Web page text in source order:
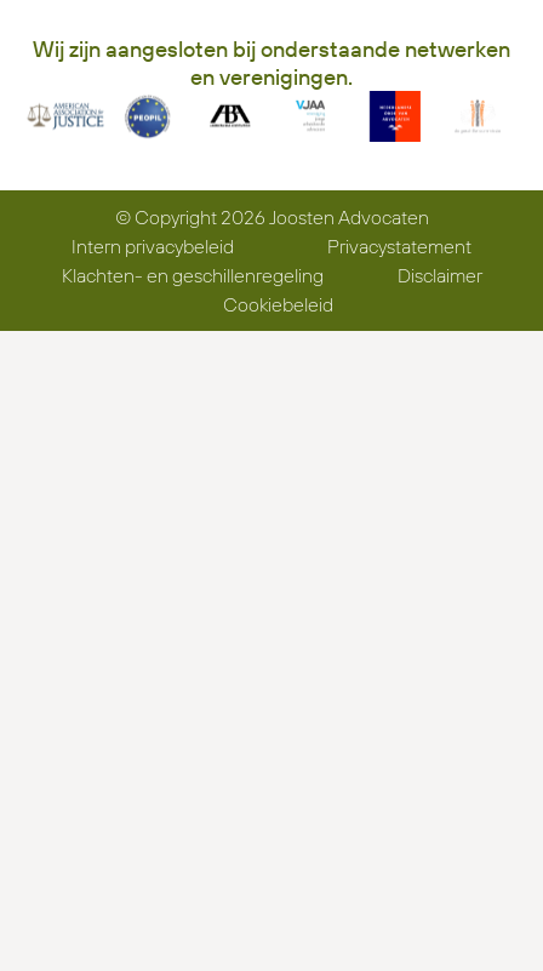
Wij zijn aangesloten bij onderstaande netwerken
en verenigingen.
© Copyright 2026 Joosten Advocaten
Intern privacybeleid
Privacystatement
Klachten- en geschillenregeling
Disclaimer
Cookiebeleid